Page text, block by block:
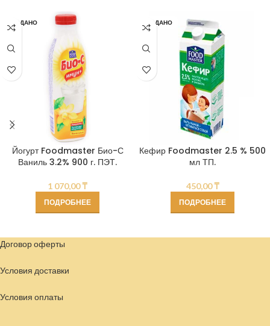
ПРОДАНО
Йогурт Foodmaster Био-С
Ваниль 3.2% 900 г. ПЭТ.
1 070,00₸
ПОДРОБНЕЕ
ПРОДАНО
Кефир Foodmaster 2.5 % 500
мл ТП.
450,00₸
ПОДРОБНЕЕ
Договор оферты
Условия доставки
Условия оплаты